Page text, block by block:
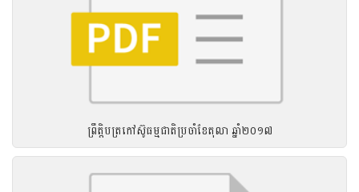
ព្រឹត្តិបត្រកៅស៊ូធម្មជាតិប្រចាំខែតុលា ឆ្នាំ២០១៧